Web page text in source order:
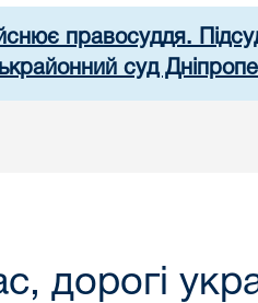
правосуддя.
суд
дорогі